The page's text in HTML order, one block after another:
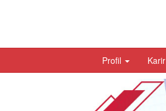
Profil Karir